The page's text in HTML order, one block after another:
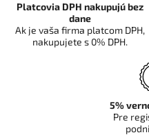
Platcovia DPH nakupujú bez
dane
Ak je vaša firma platcom DPH,
nakupujete s 0% DPH.
5%
Pre